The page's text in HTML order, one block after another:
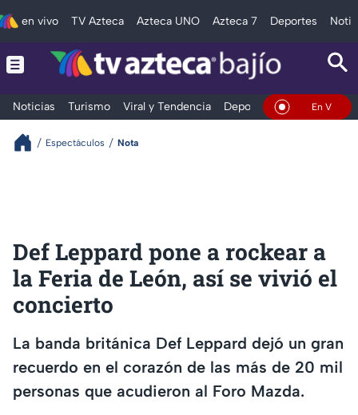
en vivo TV Azteca Azteca UNO Azteca 7 Deportes
Noticias Turismo Viral y Tendencia Deportes Espectáculos
En Vivo
Espectáculos Nota
Def Leppard pone a rockear a
la Feria de León, así se vivió el
concierto
La banda británica Def Leppard dejó un gran
recuerdo en el corazón de las más de 20 mil
personas que acudieron al Foro Mazda.